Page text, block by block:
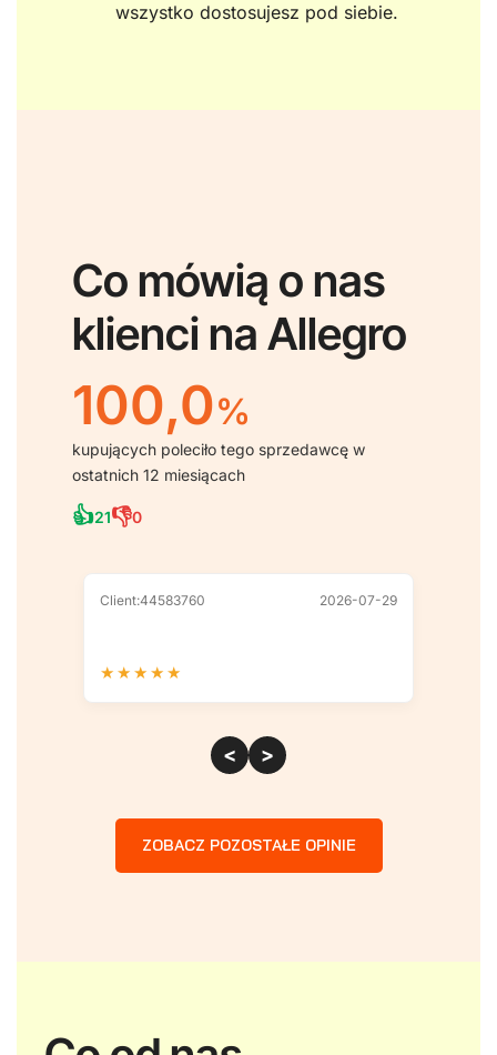
wszystko dostosujesz pod siebie.
Co mówią o nas
klienci na Allegro
100,0%
kupujących poleciło tego sprzedawcę w
ostatnich 12 miesiącach
👍21👎0
Client:44583760 2026-07-29
★ ★ ★ ★ ★
< >
ZOBACZ POZOSTAŁE OPINIE